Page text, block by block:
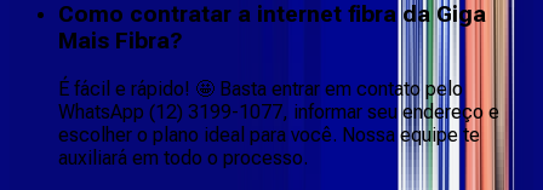
Como contratar a internet fibra da Giga
Mais Fibra?
É fácil e rápido! 🤩 Basta entrar em contato pelo
WhatsApp (12) 3199-1077, informar seu endereço e
escolher o plano ideal para você. Nossa equipe te
auxiliará em todo o processo.